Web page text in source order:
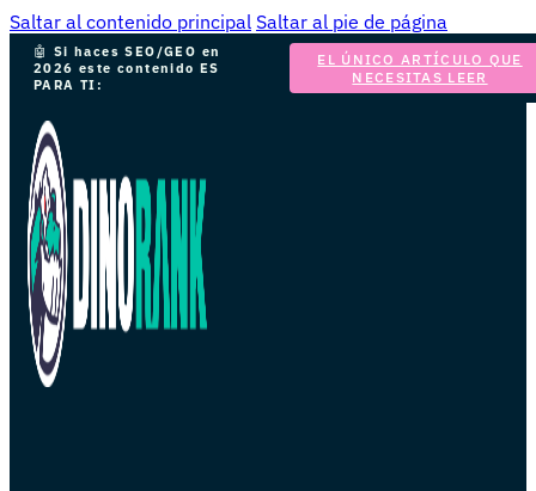
Saltar al contenido principal Saltar al pie de página
🤖 Si haces SEO/GEO en
2026 este contenido ES
PARA TI:
EL ÚNICO ARTÍCULO QUE
NECESITAS LEER